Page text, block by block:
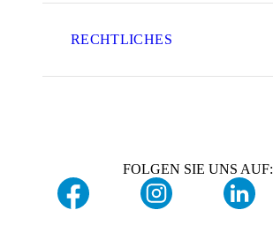
RECHTLICHES
FOLGEN SIE UNS AUF: